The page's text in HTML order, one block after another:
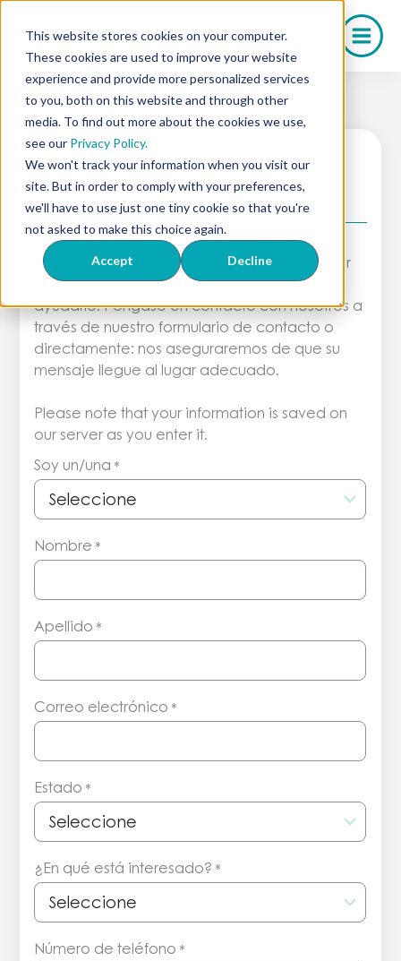
This website stores cookies on your computer.
These cookies are used to improve your website
experience and provide more personalized services
to you, both on this website and through other
media. To find out more about the cookies we use,
see our Privacy Policy.
We won't track your information when you visit our
site. But in order to comply with your preferences,
we'll have to use just one tiny cookie so that you're
not asked to make this choice again.
Accept Decline
contenido
ESTAMOS AQUÍ PARA APOYARTE
Contáctenos
Si tiene alguna pregunta sobre recetas,
medicamentos compuestos o cómo trabajar
con nuestro equipo, estamos listos para
ayudarle. Póngase en contacto con nosotros a
través de nuestro formulario de contacto o
directamente: nos aseguraremos de que su
mensaje llegue al lugar adecuado.
Please note that your information is saved on
our server as you enter it.
Soy un/una *
Nombre *
Apellido *
Correo electrónico *
Estado *
¿En qué está interesado? *
Número de teléfono *